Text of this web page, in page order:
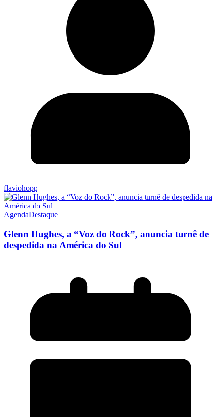
flaviohopp
AgendaDestaque
Glenn Hughes, a “Voz do Rock”, anuncia turnê de
despedida na América do Sul